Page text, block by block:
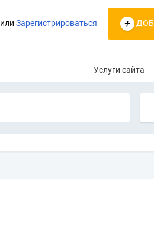
или Зарегистрироваться
Услуги сайта